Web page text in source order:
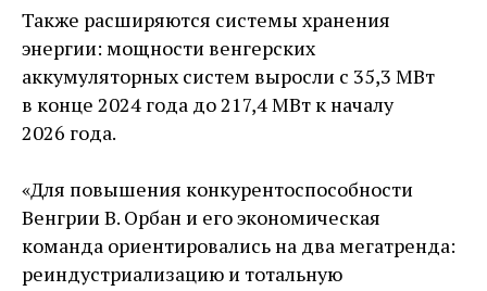
Также расширяются системы хранения
энергии: мощности венгерских
аккумуляторных систем выросли с 35,3 МВт
в конце 2024 года до 217,4 МВт к началу
2026 года.
«Для повышения конкурентоспособности
Венгрии В. Орбан и его экономическая
команда ориентировались на два мегатренда:
реиндустриализацию и тотальную